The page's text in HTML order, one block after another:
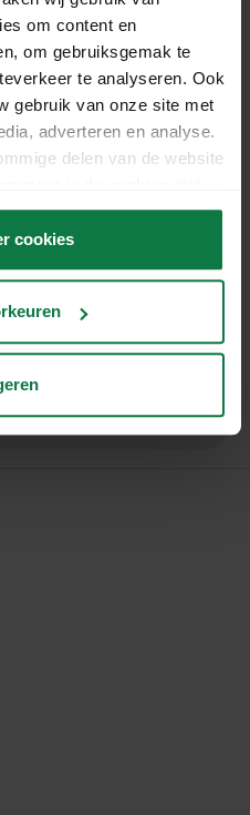
om content en
om gebruiksgemak te
te analyseren. Ook
gebruik van onze site met
adverteren en analyse.
delen van de website
cookies
you need:
the Dynalogic
and 6 rolls of shipping
or fast-growing